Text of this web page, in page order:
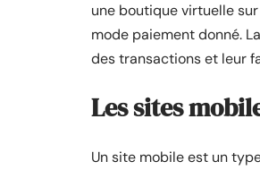
une boutique virtuelle
mode paiement donné.
des transactions et leur
Les sites
Un site mobile est un